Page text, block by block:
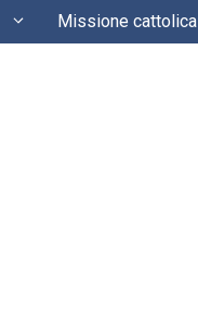
Missione cattolica